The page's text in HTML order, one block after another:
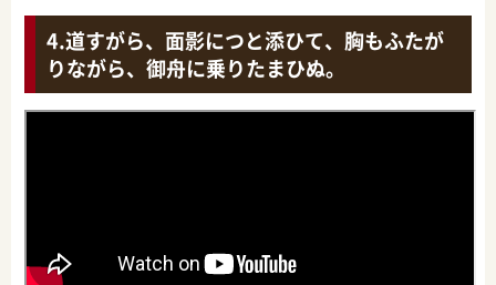
道すがら、面影につと添ひて、胸もふたが
りながら、御舟に乗りたまひぬ。